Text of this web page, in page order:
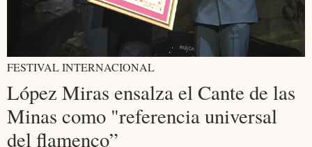
FESTIVAL INTERNACIONAL
López Miras ensalza el Cante de las
Minas como "referencia universal
del flamenco”